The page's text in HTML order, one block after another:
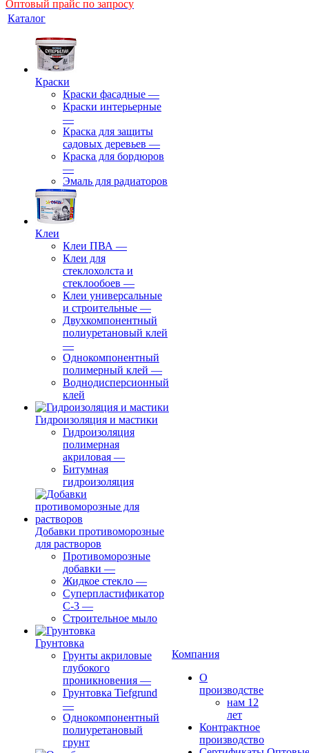
Оптовый прайс по запросу
Каталог
Краски
Краски фасадные —
Краски интерьерные
—
Краска для защиты
садовых деревьев —
⁠Краска для бордюров
—
Эмаль для радиаторов
Клеи
Клеи ПВА —
Клеи для
стеклохолста и
стеклообоев —
Клеи универсальные
и строительные —
Двухкомпонентный
полиуретановый клей
—
Однокомпонентный
полимерный клей —
Воднодисперсионный
клей
Гидроизоляция и мастики
Гидроизоляция
полимерная
акриловая —
Битумная
гидроизоляция
Добавки противоморозные
для растворов
Противоморозные
добавки —
Жидкое стекло —
Суперпластификатор
С-3 —
Строительное мыло
Грунтовка
Грунты акриловые
глубокого
проникновения —
Грунтовка Tiefgrund
—
Однокомпонентный
полиуретановый
грунт
Компания
О
производстве
нам 12
лет
Контрактное
производство